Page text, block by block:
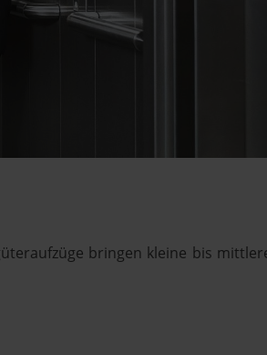
bringen kleine bis